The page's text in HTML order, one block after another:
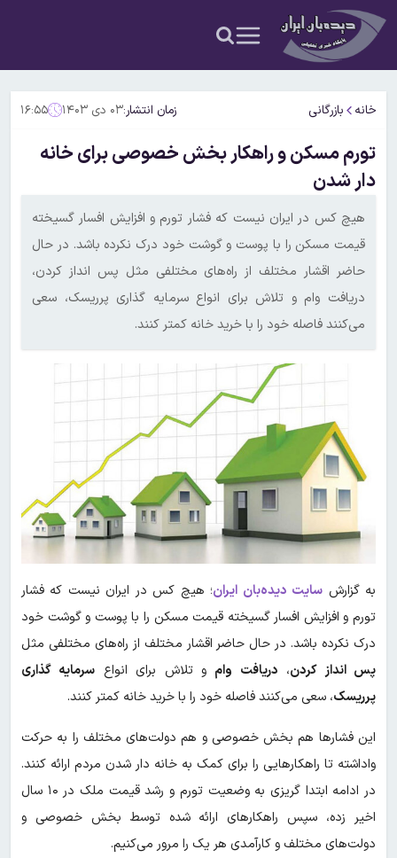
خانه بازرگانی زمان انتشار:۰۳ دی ۱۴۰۳ ۱۶:۵۵
تورم مسکن و راهکار بخش خصوصی برای خانه
دار شدن
هیچ کس در ایران نیست که فشار تورم و افزایش افسار گسیخته
قیمت مسکن را با پوست و گوشت خود درک نکرده باشد. در حال
حاضر اقشار مختلف از راه‌های مختلفی مثل پس انداز کردن،
دریافت وام و تلاش برای انواع سرمایه گذاری پرریسک، سعی
می‌کنند فاصله خود را با خرید خانه کمتر کنند.
به گزارش سایت دیده‌بان ایران؛ هیچ کس در ایران نیست که فشار
تورم و افزایش افسار گسیخته قیمت مسکن را با پوست و گوشت خود
درک نکرده باشد. در حال حاضر اقشار مختلف از راه‌های مختلفی مثل
پس انداز کردن، دریافت وام و تلاش برای انواع سرمایه گذاری
پرریسک، سعی می‌کنند فاصله خود را با خرید خانه کمتر کنند.
این فشارها هم بخش خصوصی و هم دولت‌های مختلف را به حرکت
واداشته تا راهکارهایی را برای کمک به خانه دار شدن مردم ارائه کنند.
در ادامه ابتدا گریزی به وضعیت تورم و رشد قیمت ملک در ۱۰ سال
اخیر زده، سپس راهکارهای ارائه شده توسط بخش خصوصی و
دولت‌های مختلف و کارآمدی هر یک را مرور می‌کنیم.